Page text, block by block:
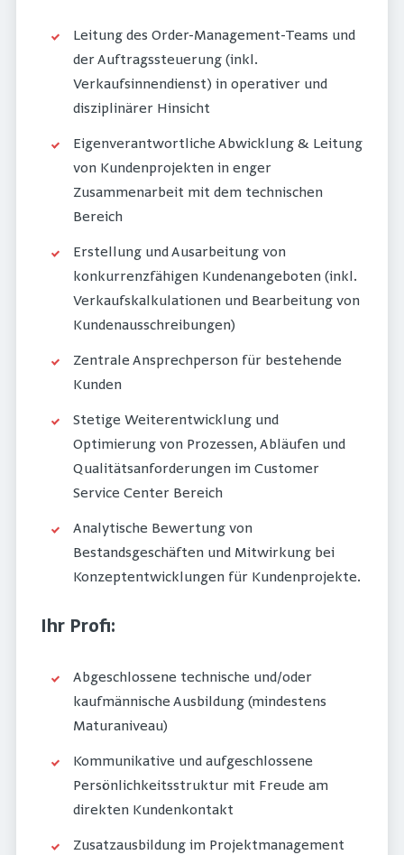
Leitung des Order-Management-Teams und
der Auftragssteuerung (inkl.
Verkaufsinnendienst) in operativer und
disziplinärer Hinsicht
Eigenverantwortliche Abwicklung & Leitung
von Kundenprojekten in enger
Zusammenarbeit mit dem technischen
Bereich
Erstellung und Ausarbeitung von
konkurrenzfähigen Kundenangeboten (inkl.
Verkaufskalkulationen und Bearbeitung von
Kundenausschreibungen)
Zentrale Ansprechperson für bestehende
Kunden
Stetige Weiterentwicklung und
Optimierung von Prozessen, Abläufen und
Qualitätsanforderungen im Customer
Service Center Bereich
Analytische Bewertung von
Bestandsgeschäften und Mitwirkung bei
Konzeptentwicklungen für Kundenprojekte.
Ihr Profi:
Abgeschlossene technische und/oder
kaufmännische Ausbildung (mindestens
Maturaniveau)
Kommunikative und aufgeschlossene
Persönlichkeitsstruktur mit Freude am
direkten Kundenkontakt
Zusatzausbildung im Projektmanagement